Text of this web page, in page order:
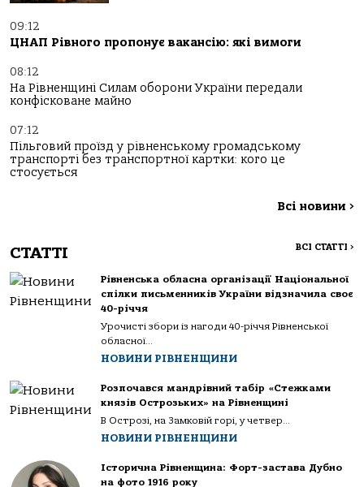
09:12
ЦНАП Рівного пропонує вакансію: які вимоги
08:12
На Рівненщині Силам оборони України передали
конфісковане майно
07:12
Пільговий проїзд у рівненському громадському
транспорті без транспортної картки: кого це
стосується
Всі новини >
СТАТТІ ВСІ СТАТТІ >
Рівненська обласна організації Національної
спілки письменників України відзначила своє
40-річчя
Урочисті збори із нагоди 40-річчя Рівненської
обласної...
НОВИНИ РІВНЕНЩИНИ
Розпочався мандрівний табір «Стежками
князів Острозьких» на Рівненщині
В Острозі, на Замковій горі, у четвер...
НОВИНИ РІВНЕНЩИНИ
Історична Рівненщина: Форт-застава Дубно
на фото 1916 року